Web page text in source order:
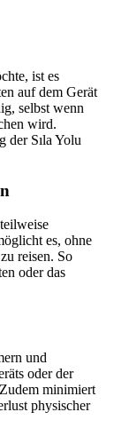
ist es
auf dem Gerät
selbst wenn
wird.
der Sıla Yolu
es, ohne
reisen. So
oder das
und
oder der
minimiert
physischer